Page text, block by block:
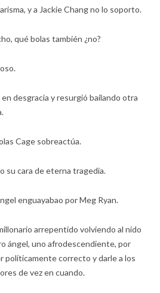
y a Jackie Chang no lo soporto.
qué bolas también ¿no?
desgracia y resurgió bailando otra
Cage sobreactúa.
su cara de eterna tragedia.
enguayabao por Meg Ryan.
arrepentido volviendo al nido
ángel, uno afrodescendiente, por
políticamente correcto y darle a los
de vez en cuando.